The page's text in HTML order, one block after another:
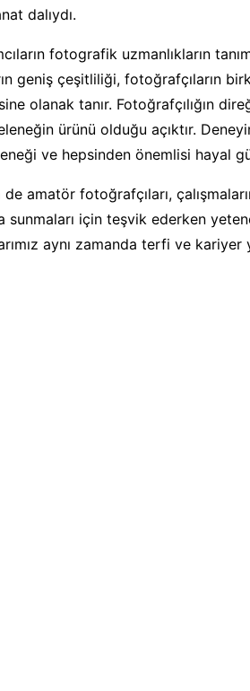
dalıydı.
fotografik uzmanlıkların
geniş çeşitliliği, fotoğrafçıların
olanak tanır. Fotoğrafçılığın
ürünü olduğu açıktır.
ve hepsinden önemlisi hayal
amatör fotoğrafçıları,
için teşvik ederken
aynı zamanda terfi ve kariyer